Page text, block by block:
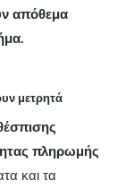
απόθεμα
μετρητά
πληρωμής
και τα